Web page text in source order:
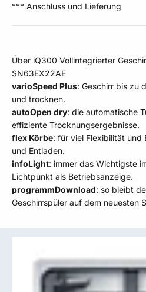
*** Anschluss und Lieferung
Über iQ300 Vollintegrierter
SN63EX22AE
varioSpeed Plus: Geschirr bis zu
und trocknen.
autoOpen dry: die automatische
effiziente Trocknungsergebnisse.
flex Körbe: für viel Flexibilität und
und Entladen.
infoLight: immer das Wichtigste
Lichtpunkt als Betriebsanzeige.
programmDownload: so bleibt
Geschirrspüler auf dem neuesten